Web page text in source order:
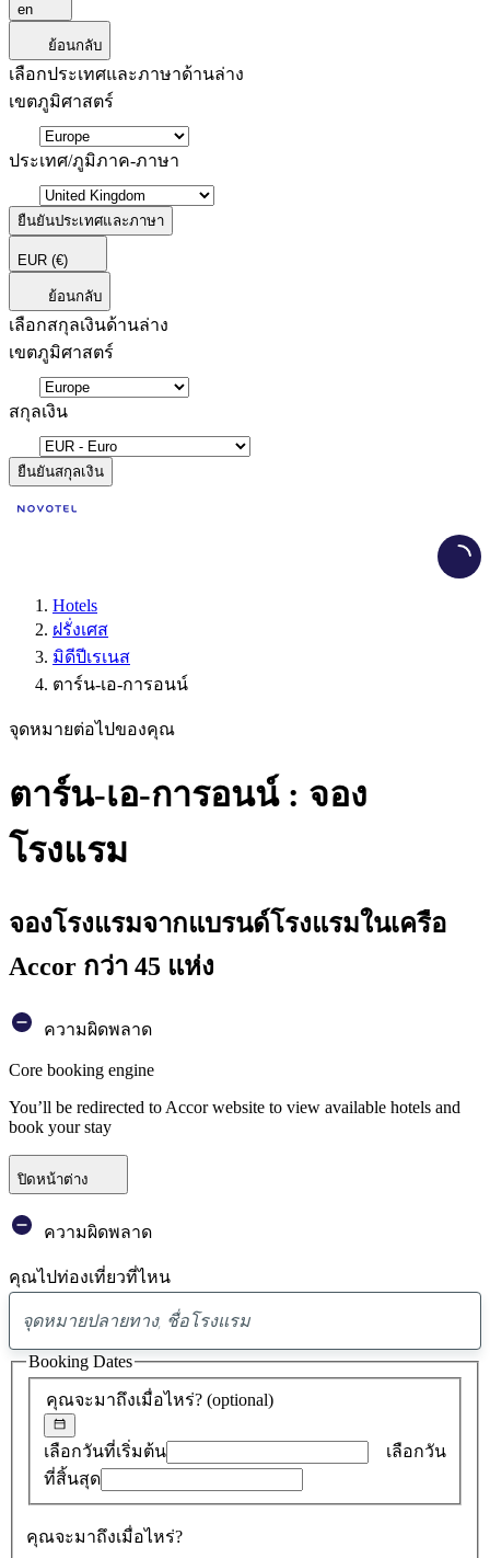
en
ย้อนกลับ
เลือกประเทศและภาษาด้านล่าง
เขตภูมิศาสตร์
ประเทศ/ภูมิภาค-ภาษา
ยืนยันประเทศและภาษา
EUR (€)
ย้อนกลับ
เลือกสกุลเงินด้านล่าง
เขตภูมิศาสตร์
สกุลเงิน
ยืนยันสกุลเงิน
Hotels
ฝรั่งเศส
มิดีปีเรเนส
ตาร์น-เอ-การอนน์
จุดหมายต่อไปของคุณ
ตาร์น-เอ-การอนน์ : จอง
โรงแรม
จองโรงแรมจากแบรนด์โรงแรมในเครือ
Accor กว่า 45 แห่ง
ความผิดพลาด
Core booking engine
You’ll be redirected to Accor website to view available hotels and
book your stay
ปิดหน้าต่าง
ความผิดพลาด
คุณไปท่องเที่ยวที่ไหน
พบ
ข้อ
เสนอ
0
คุณจะมาถึงเมื่อไหร่? (optional)
เลือกวันที่เริ่มต้น
เลือกวัน
ที่สิ้นสุด
คุณจะมาถึงเมื่อไหร่?
Booking Dates